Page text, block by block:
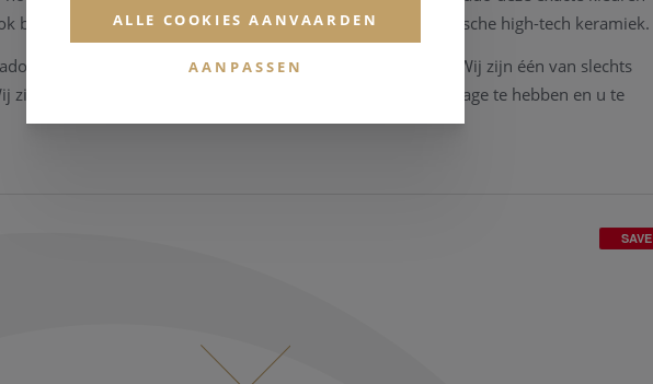
bijzonder trots om ze te mogen overnemen met onze iconische high-tech keramiek.
geselecteerd als verkooppunt van deze nieuwe collectie. Wij zijn één van slechts
zijn dus zeer trots om deze collectie binnenkort in onze etalage te hebben en u te
SAVE
ALLE COOKIES AANVAARDEN
AANPASSEN